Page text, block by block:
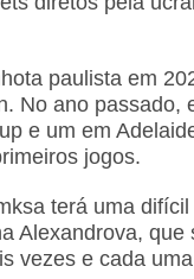
paulista em
No ano passado,
e um em
jogos.
terá uma
Alexandrova,
vezes e cada